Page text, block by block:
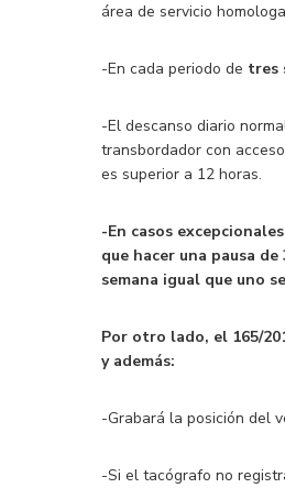
área de servicio
-En cada periodo de tres
-El descanso diario
transbordador con
es superior a 12 horas.
-En casos
que hacer una pausa
semana igual que uno
Por otro lado, el 165/
y además:
-Grabará la posición del
-Si el tacógrafo no